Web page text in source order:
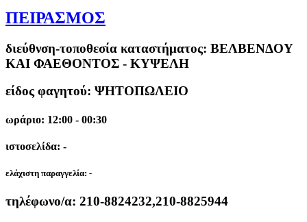
ΠΕΙΡΑΣΜΟΣ
διεύθνση-τοποθεσία καταστήματος: ΒΕΛΒΕΝΔΟΥ
ΚΑΙ ΦΑΕΘΟΝΤΟΣ - ΚΥΨΕΛΗ
είδος φαγητού: ΨΗΤΟΠΩΛΕΙΟ
ωράριο: 12:00 - 00:30
ιστοσελίδα: -
ελάχιστη παραγγελία: -
τηλέφωνο/α: 210-8824232,210-8825944